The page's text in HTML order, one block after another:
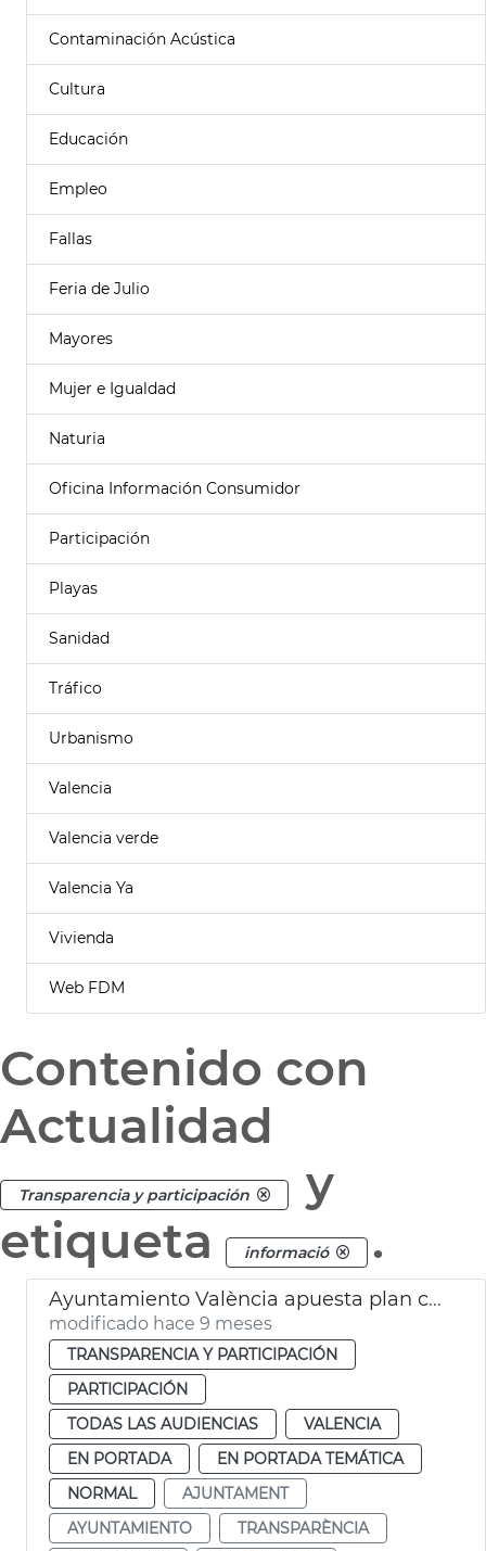
Contaminación Acústica
Cultura
Educación
Empleo
Fallas
Feria de Julio
Mayores
Mujer e Igualdad
Naturia
Oficina Información Consumidor
Participación
Playas
Sanidad
Tráfico
Urbanismo
Valencia
Valencia verde
Valencia Ya
Vivienda
Web FDM
Contenido con
Actualidad
Transparencia y participación
y
etiqueta
informació .
Ayuntamiento València apuesta plan comunicación clara
modificado hace 9 meses
TRANSPARENCIA Y PARTICIPACIÓN
PARTICIPACIÓN
TODAS LAS AUDIENCIAS
VALENCIA
EN PORTADA
EN PORTADA TEMÁTICA
NORMAL
AJUNTAMENT
AYUNTAMIENTO
TRANSPARÈNCIA